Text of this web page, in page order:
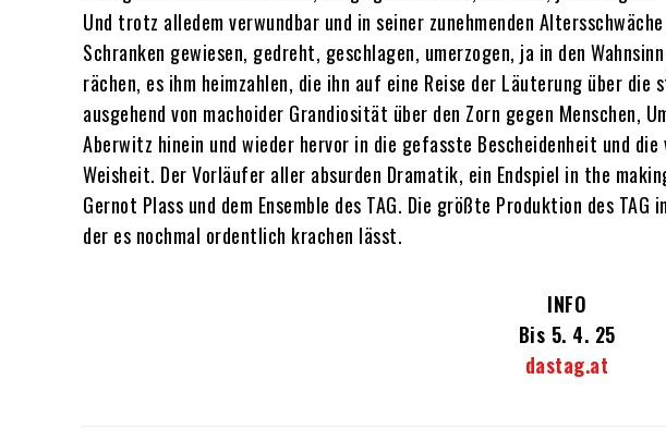
Und trotz alledem verwundbar und in seiner zunehmenden
Schranken gewiesen, gedreht, geschlagen, umerzogen, ja in den
rächen, es ihm heimzahlen, die ihn auf eine Reise der Läuterung über
ausgehend von machoider Grandiosität über den Zorn gegen Menschen,
Aberwitz hinein und wieder hervor in die gefasste Bescheidenheit und
Weisheit. Der Vorläufer aller absurden Dramatik, ein Endspiel in the
Gernot Plass und dem Ensemble des TAG. Die größte Produktion des
der es nochmal ordentlich krachen lässt.
INFO
Bis 5. 4. 25
dastag.at